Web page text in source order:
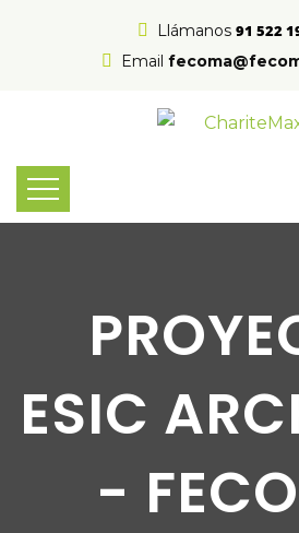
Llámanos 91 522
Email
ESIC
-